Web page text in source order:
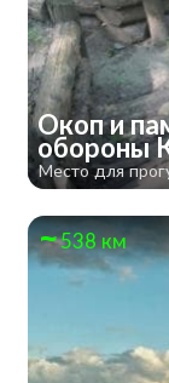
Окоп и
обороны
Место для
538 км